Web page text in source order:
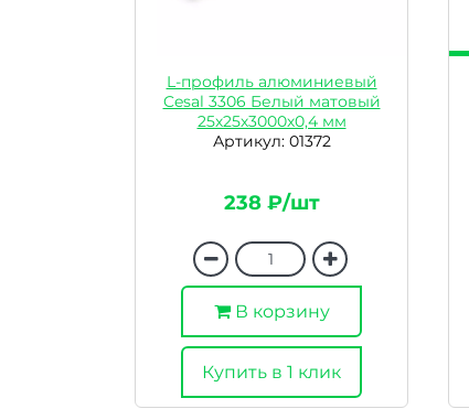
L-профиль алюминиевый
Cesal 3306 Белый матовый
25х25х3000х0,4 мм
Артикул: 01372
238 ₽/шт
В корзину
Купить в 1 клик